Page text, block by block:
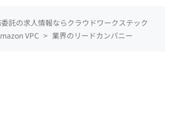
託の求人情報ならクラウドワークステック
VPC > 業界のリードカンパニー